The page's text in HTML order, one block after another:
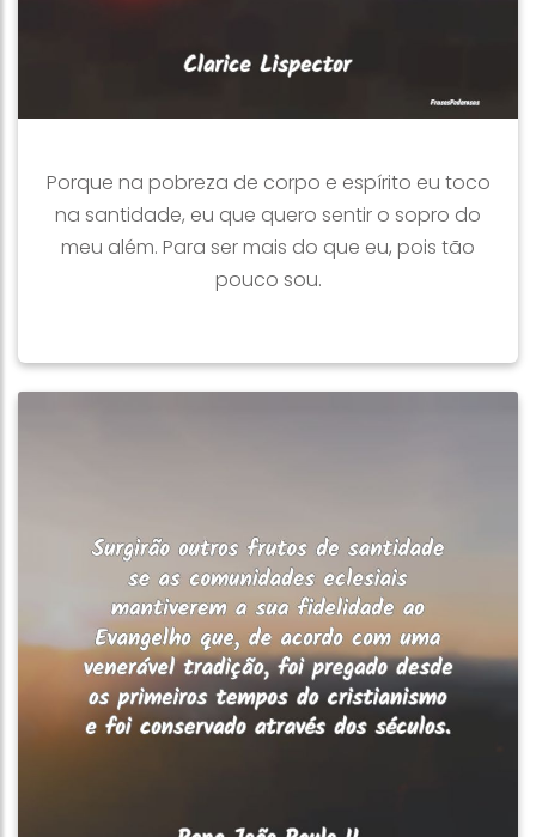
Porque na pobreza de corpo e espírito eu toco
na santidade, eu que quero sentir o sopro do
meu além. Para ser mais do que eu, pois tão
pouco sou.